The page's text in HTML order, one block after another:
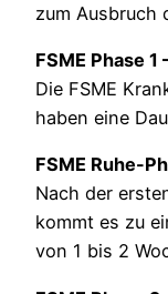
zum Ausbruch
FSME Phase
Die FSME
haben eine
FSME Ruhe-
Nach der
kommt es zu
von 1 bis 2